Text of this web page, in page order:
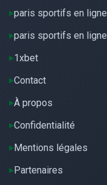
paris sportifs en ligne
paris sportifs en ligne
1xbet
Contact
À propos
Confidentialité
Mentions légales
Partenaires